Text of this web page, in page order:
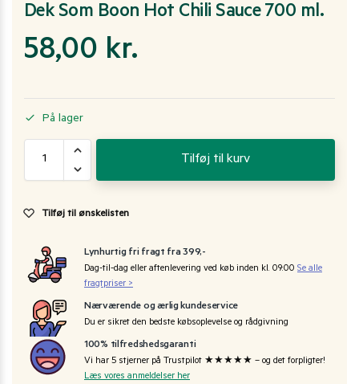
Dek Som Boon Hot Chili Sauce 700 ml.
58,00 kr.
På lager
Tilføj til kurv
Tilføj til ønskelisten
Lynhurtig fri fragt fra 399,-
Dag-til-dag eller aftenlevering ved køb inden kl. 09:00 Se alle
fragtpriser >
Nærværende og ærlig kundeservice
Du er sikret den bedste købsoplevelse og rådgivning
100% tilfredshedsgaranti
Vi har 5 stjerner på Trustpilot ★★★★★ – og det forpligter!
Læs vores anmeldelser her